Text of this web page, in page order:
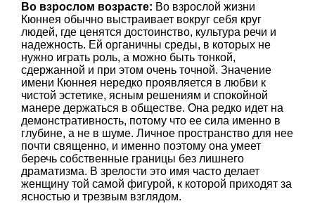
Во взрослом возрасте: Во взрослой жизни
Кюннея обычно выстраивает вокруг себя круг
людей, где ценятся достоинство, культура речи и
надежность. Ей органичны среды, в которых не
нужно играть роль, а можно быть тонкой,
сдержанной и при этом очень точной. Значение
имени Кюннея нередко проявляется в любви к
чистой эстетике, ясным решениям и спокойной
манере держаться в обществе. Она редко идет на
демонстративность, потому что ее сила именно в
глубине, а не в шуме. Личное пространство для нее
почти священно, и именно поэтому она умеет
беречь собственные границы без лишнего
драматизма. В зрелости это имя часто делает
женщину той самой фигурой, к которой приходят за
ясностью и трезвым взглядом.